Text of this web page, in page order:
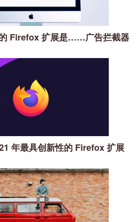
Firefox 扩展是……广告拦截器
年最具创新性的 Firefox 扩展